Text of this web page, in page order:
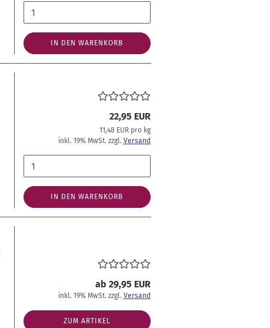
IN DEN WARENKORB
22,95 EUR
11,48 EUR pro kg
inkl. 19% MwSt. zzgl. Versand
IN DEN WARENKORB
ab 29,95 EUR
inkl. 19% MwSt. zzgl. Versand
ZUM ARTIKEL